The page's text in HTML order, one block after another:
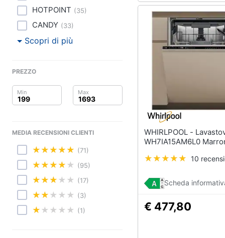
Sport
Animali
Festività e ricorrenze
HOTPOINT (35)
CANDY (33)
Scopri di più
PREZZO
MEDIA RECENSIONI CLIENTI
(71)
(95)
(17)
(3)
(1)
WHIRLPOOL - Lavastoviglie
WH7IA15AM6L0
10
Scheda
€ 477,80